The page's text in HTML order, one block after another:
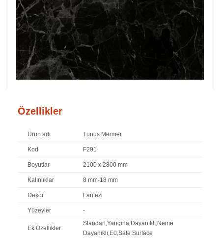
Özellikler
Ürün adı Tunus Mermer
Kod F291
Boyutlar 2100 x 2800 mm
Kalınlıklar 8 mm-18 mm
Dekor Fantezi
Yüzeyler -
Ek Özellikler
Standart,Yangına Dayanıklı,Neme
Dayanıklı,E0,Safe Surface